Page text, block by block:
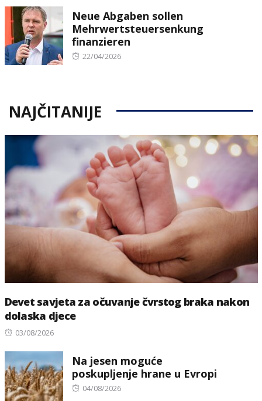
Neue Abgaben sollen
Mehrwertsteuersenkung
finanzieren
Posted
22/04/2026
NAJČITANIJE
Devet savjeta za očuvanje čvrstog braka nakon
dolaska djece
Posted
03/08/2026
Na jesen moguće
poskupljenje hrane u Evropi
Posted
04/08/2026